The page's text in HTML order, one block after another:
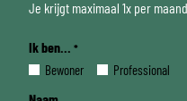
Je krijgt maximaal 1x per
Ik ben... *
Bewoner Professional